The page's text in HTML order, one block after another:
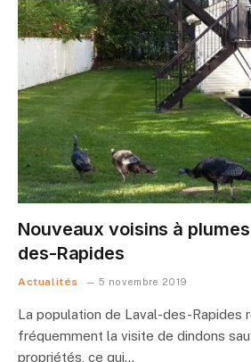
Nouveaux voisins à
des-Rapides
Actualités 5 novembre 2019
La population de Laval-des-Rapides
fréquemment la visite de dindons
propriétés, ce qui…